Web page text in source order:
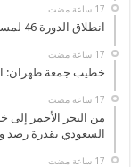
انطلاق الدورة 46 لمسابقة القرآن الدولية في مكة
خطيب جمعة طهران:
من البحر الأحمر إلى
السعودي بقدرة رصد